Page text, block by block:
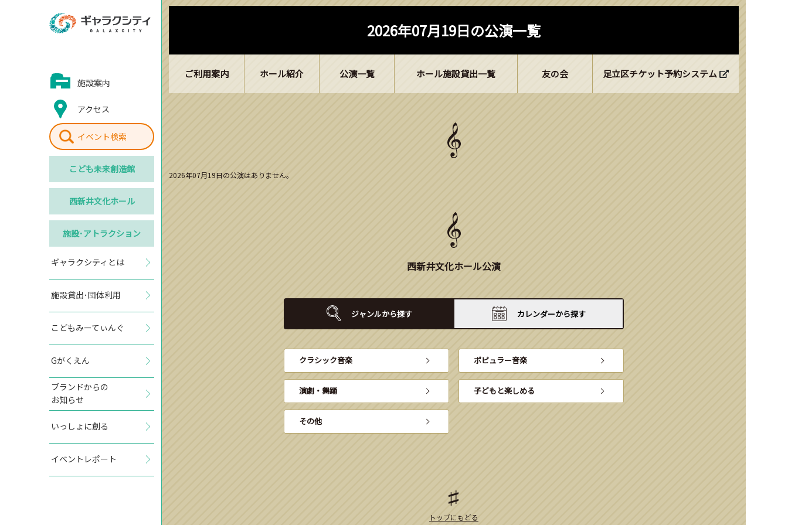
施設案内
アクセス
イベント検索
こども未来創造館
西新井文化ホール
施設･アトラクション
ギャラクシティとは
施設貸出･団体利用
こどもみーてぃんぐ
Gがくえん
ブランドからの
お知らせ
いっしょに創る
イベントレポート
2026年07月19日の公演一覧
ご利用案内 ホール紹介 公演一覧 ホール施設貸出一覧 友の会 足立区チケット予約システム
2026年07月19日の公演はありません。
西新井文化ホール公演
ジャンルから探す カレンダーから探す
クラシック音楽 ポピュラー音楽
演劇・舞踊 子どもと楽しめる
その他
トップにもどる